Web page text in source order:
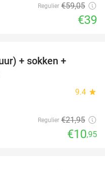
Regulier €59,05
€39
+ sokken +
9.4 star
Regulier €21,95
€10,95